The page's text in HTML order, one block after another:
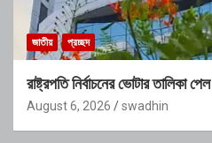
জাতীয় প্রচ্ছদ
রাষ্ট্রপতি নির্বাচনের ভোটার তালিকা
August 6, 2026 swadhin